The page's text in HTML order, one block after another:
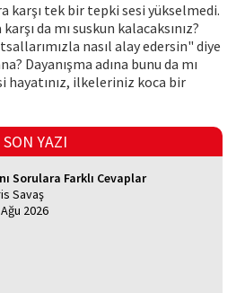
karşı tek bir tepki sesi yükselmedi.
da mı suskun kalacaksınız?
nasıl alay edersin" diye
Dayanışma adına bunu da mı
hayatınız, ilkeleriniz koca bir
SON YAZI
Sorulara Farklı Cevaplar
Savaş
2026